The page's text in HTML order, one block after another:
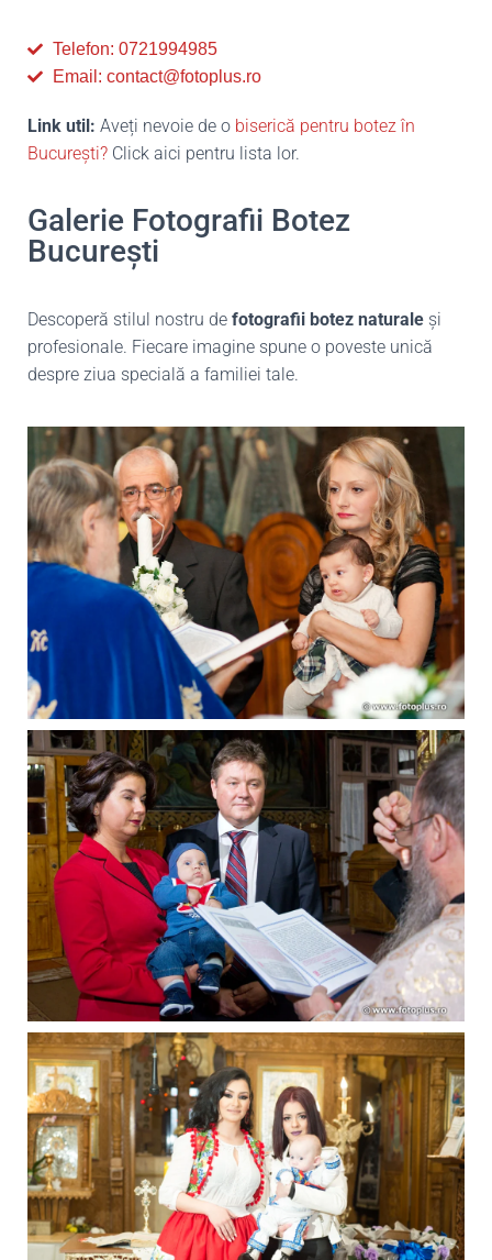
Telefon: 0721994985
Email: contact@fotoplus.ro
Link util: Aveți nevoie de o biserică pentru botez în
București? Click aici pentru lista lor.
Galerie Fotografii Botez
București
Descoperă stilul nostru de fotografii botez naturale și
profesionale. Fiecare imagine spune o poveste unică
despre ziua specială a familiei tale.